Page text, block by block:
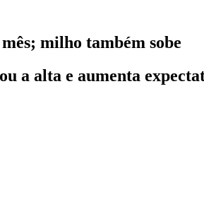
milho também sobe
a alta e aumenta